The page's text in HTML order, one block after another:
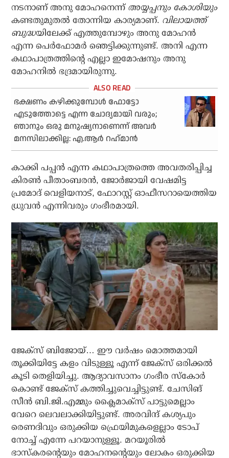
നടനാണ് അനു മോഹനെന്ന് അയ്യപ്പനും കോശിയും
കണ്ടതുമുതല്‍ തോന്നിയ കാര്യമാണ്. വിലായത്ത്
ബുദ്ധയിലേക്ക് എത്തുമ്പോഴും അനു മോഹന്‍
എന്ന പെര്‍ഫോമര്‍ ഞെട്ടിക്കുന്നുണ്ട്. അനി എന്ന
കഥാപാത്രത്തിന്റെ എല്ലാ ഇമോഷനും അനു
മോഹനില്‍ ഭദ്രമായിരുന്നു.
ഭക്ഷണം കഴിക്കുമ്പോള്‍ ഫോട്ടോ
എടുത്തോട്ടെ എന്ന ചോദ്യമായി വരും;
ഞാനും ഒരു മനുഷ്യനാണെന്ന് അവര്‍
മനസിലാക്കില്ല: എ.ആര്‍ റഹ്‌മാന്‍
കാക്കി പപ്പന്‍ എന്ന കഥാപാത്രത്തെ അവതരിപ്പിച്ച
കിരണ്‍ പീതാംബരന്‍, ജോര്‍ജായി വേഷമിട്ട
പ്രമോദ് വെളിയനാട്, ഫോറസ്റ്റ് ഓഫീസറായെത്തിയ
ധ്രുവന്‍ എന്നിവരും ഗംഭീരമായി.
ജേക്‌സ് ബിജോയ്… ഈ വര്‍ഷം മൊത്തമായി
തൂക്കിയിട്ടേ കളം വിടുള്ളൂ എന്ന് ജേക്‌സ് ഒരിക്കല്‍
കൂടി തെളിയിച്ചു. ആദ്യാവസാനം ഗംഭീര സ്‌കോര്‍
കൊണ്ട് ജേക്‌സ് കത്തിച്ചുവെച്ചിട്ടുണ്ട്. ചേസിങ്
സീന്‍ ബി.ജി.എമ്മും ക്ലൈമാക്‌സ് പാട്ടുമെല്ലാം
വേറെ ലെവലാക്കിയിട്ടുണ്ട്. അരവിന്ദ് കശ്യപും
രെണദിവും ഒരുക്കിയ ഫ്രെയിമുകളെല്ലാം ടോപ്
നോച്ച് എന്നേ പറയാനുള്ളൂ. മറയൂരില്‍
ഭാസ്‌കരന്റെയും മോഹനന്റെയും ലോകം ഒരുക്കിയ